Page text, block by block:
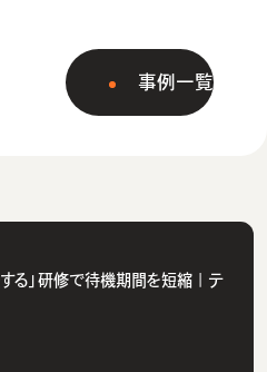
事例一覧
する」研修で待機期間を短縮｜テ